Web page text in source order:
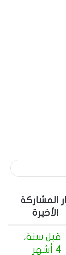
المشاركة
الأخيرة
قبل سنة،
4 أشهر